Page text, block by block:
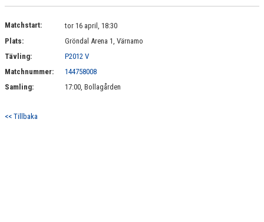
Matchstart:
tor 16 april, 18:30
Plats:
Gröndal Arena 1, Värnamo
Tävling:
P2012 V
Matchnummer:
144758008
Samling:
17:00, Bollagården
<< Tillbaka